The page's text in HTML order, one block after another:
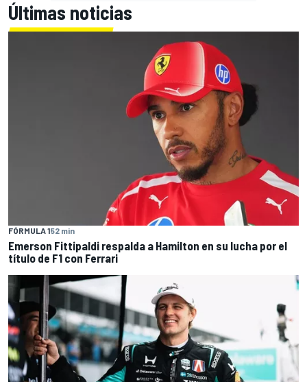
Últimas noticias
FÓRMULA 152 min
Emerson Fittipaldi respalda a Hamilton en su lucha por el
título de F1 con Ferrari